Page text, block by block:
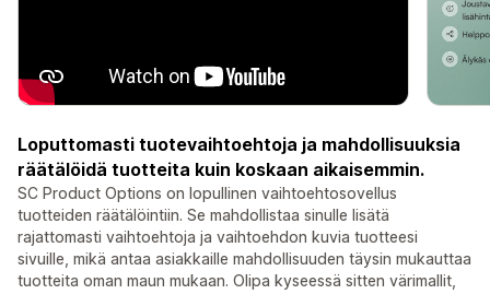
Loputtomasti tuotevaihtoehtoja ja mahdollisuuksia
räätälöidä tuotteita kuin koskaan aikaisemmin.
SC Product Options on lopullinen vaihtoehtosovellus
tuotteiden räätälöintiin. Se mahdollistaa sinulle lisätä
rajattomasti vaihtoehtoja ja vaihtoehdon kuvia tuotteesi
sivuille, mikä antaa asiakkaille mahdollisuuden täysin mukauttaa
tuotteita oman maun mukaan. Olipa kyseessä sitten värimallit,